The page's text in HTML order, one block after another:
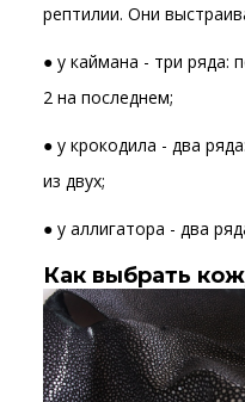
рептилии. Они
● у каймана - три ряда:
2 на последнем;
● у крокодила - два
из двух;
● у аллигатора - два
Как выбрать